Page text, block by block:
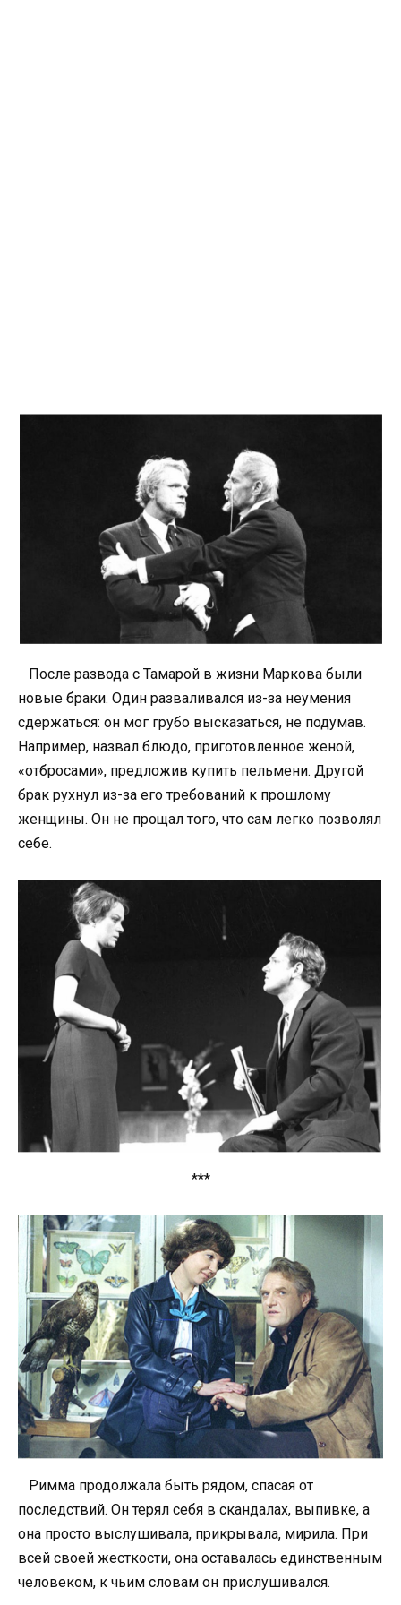
После развода с Тамарой в жизни Маркова были
новые браки. Один разваливался из-за неумения
сдержаться: он мог грубо высказаться, не подумав.
Например, назвал блюдо, приготовленное женой,
«отбросами», предложив купить пельмени. Другой
брак рухнул из-за его требований к прошлому
женщины. Он не прощал того, что сам легко позволял
себе.
***
Римма продолжала быть рядом, спасая от
последствий. Он терял себя в скандалах, выпивке, а
она просто выслушивала, прикрывала, мирила. При
всей своей жесткости, она оставалась единственным
человеком, к чьим словам он прислушивался.